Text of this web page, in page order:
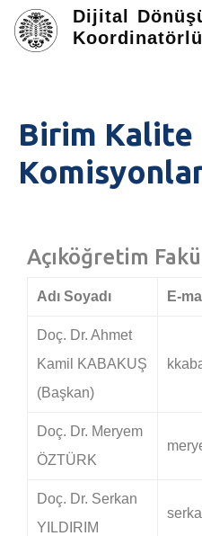
Dijital
DÖKÜMANLAR
RAPORLAR
STRATEJIK PLANLAR
İLETIŞIM
Birim Kalite
Açıköğretim
Adı Soyadı E-
Doç. Dr. Ahmet
Kamil KABAKUŞ
(Başkan)
Doç. Dr. Meryem
ÖZTÜRK
Doç. Dr. Serkan
YILDIRIM